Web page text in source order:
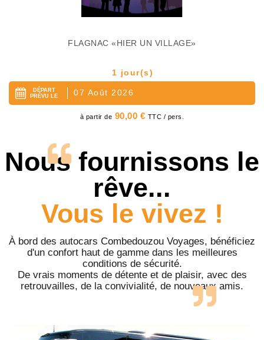
FLAGNAC «HIER UN VILLAGE»
1 jour(s)
DÉPART
PRÉVU LE
07 Août 2026
Prix
à partir de 90,00 € TTC / pers.
Nous fournissons le
rêve...
Vous le vivez !
À bord des autocars Combedouzou Voyages, bénéficiez
d'un confort haut de gamme dans les meilleures
conditions de sécurité.
De vrais moments de détente et de plaisir, avec des
retrouvailles, de la convivialité, de nouveaux amis.